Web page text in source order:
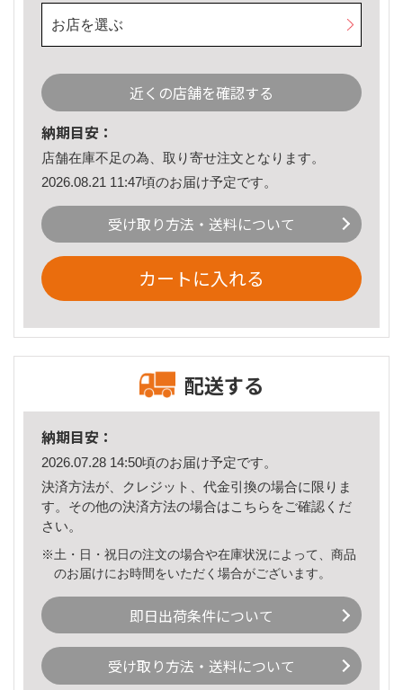
お店を選ぶ
近くの店舗を確認する
納期目安：
店舗在庫不足の為、取り寄せ注文となります。
2026.08.21 11:47頃のお届け予定です。
受け取り方法・送料について
カートに入れる
配送する
納期目安：
2026.07.28 14:50頃のお届け予定です。
決済方法が、クレジット、代金引換の場合に限りま
す。その他の決済方法の場合はこちら をご確認くだ
さい。
※土・日・祝日の注文の場合や在庫状況によって、商品
のお届けにお時間をいただく場合がございます。
即日出荷条件について
受け取り方法・送料について